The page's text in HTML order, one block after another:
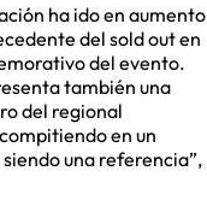
ha ido en aumento
del sold out en
del evento.
también una
del regional
en un
una referencia”,